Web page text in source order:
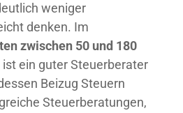
weniger
denken. Im
zwischen 50 und 180
ist ein guter Steuerberater
Beizug Steuern
Steuerberatungen,